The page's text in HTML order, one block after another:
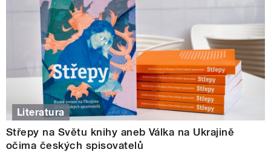
Literatura
Střepy na Světu knihy aneb Válka na Ukrajině
očima českých spisovatelů